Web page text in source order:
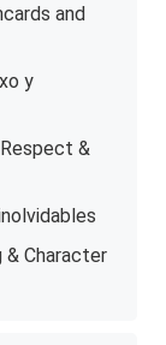
and
y
&
Character